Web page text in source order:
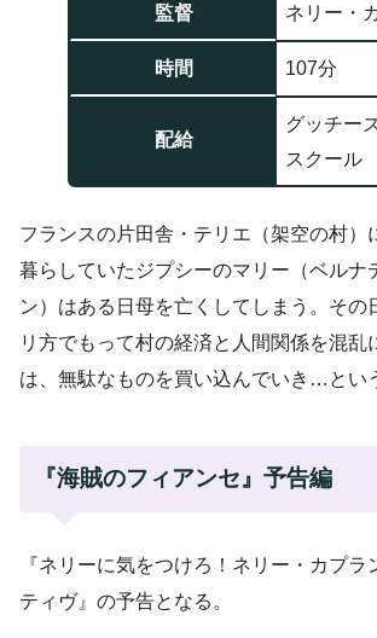
監督 ネリー・
時間 107分
配給
グッチー
スクール
フランスの片田舎・テリエ（架空の村）
暮らしていたジプシーのマリー（ベルナ
ン）はある日母を亡くしてしまう。その
リ方でもって村の経済と人間関係を混乱
は、無駄なものを買い込んでいき…とい
『海賊のフィアンセ』予告編
『ネリーに気をつけろ！ネリー・カプラ
ティヴ』の予告となる。